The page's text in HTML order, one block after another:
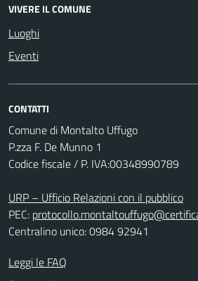
VIVERE IL COMUNE
Luoghi
Eventi
CONTATTI
Comune di Montalto Uffugo
P.zza F. De Munno 1
Codice fiscale / P. IVA:00348990789
URP – Ufficio Relazioni con il pubblico
PEC:
Centralino unico: 0984 92941
Leggi le FAQ